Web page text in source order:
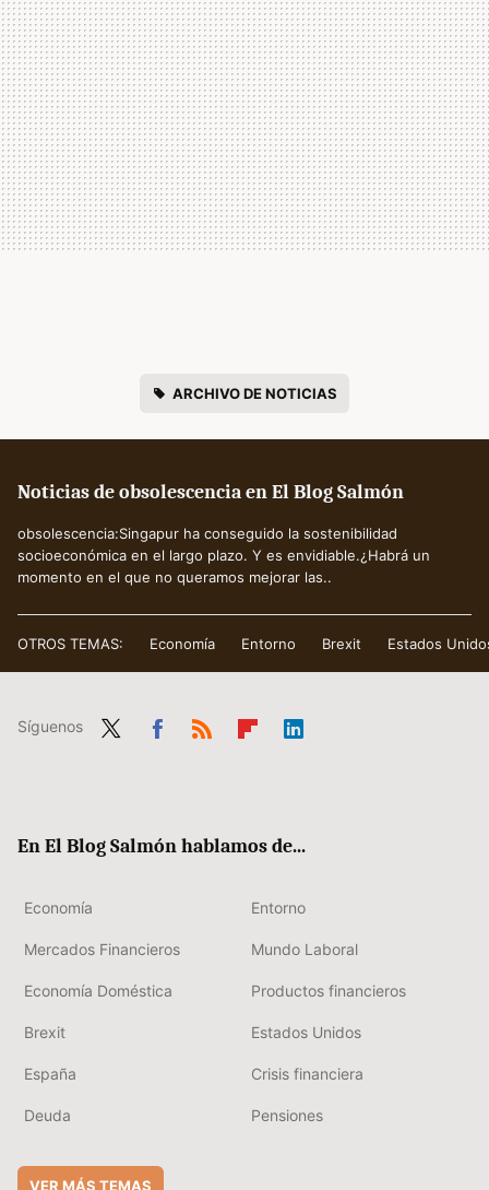
ARCHIVO DE NOTICIAS
Noticias de obsolescencia en El Blog Salmón
obsolescencia:Singapur ha conseguido la sostenibilidad
socioeconómica en el largo plazo. Y es envidiable.¿Habrá un
momento en el que no queramos mejorar las..
OTROS TEMAS: Economía Entorno Brexit Estados
Síguenos
En El Blog Salmón hablamos de...
Economía Entorno
Mercados Financieros Mundo Laboral
Economía Doméstica Productos financieros
Brexit Estados Unidos
España Crisis financiera
Deuda Pensiones
VER MÁS TEMAS